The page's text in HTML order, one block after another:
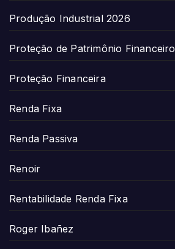
Produção Industrial 2026
Proteção de Patrimônio Financeiro
Proteção Financeira
Renda Fixa
Renda Passiva
Renoir
Rentabilidade Renda Fixa
Roger Ibañez